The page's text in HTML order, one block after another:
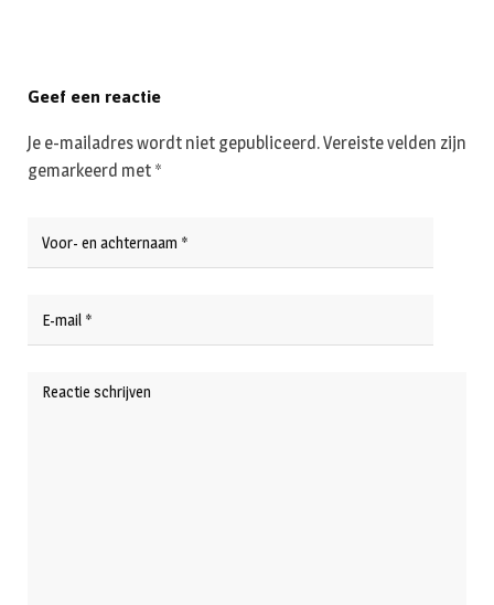
Geef een reactie
Je e-mailadres wordt niet gepubliceerd.Vereiste velden zijn
gemarkeerd met *